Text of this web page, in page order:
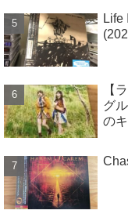
Life
【
グ
の